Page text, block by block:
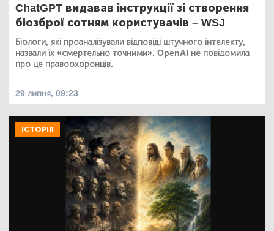
ChatGPT видавав інструкції зі створення
біозброї сотням користувачів – WSJ
Біологи, які проаналізували відповіді штучного інтелекту,
назвали їх «смертельно точними». OpenAI не повідомила
про це правоохоронців.
29 липня, 09:23
ІСТОРІЯ